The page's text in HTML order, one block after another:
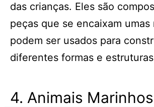
das crianças. Eles são
peças que se encaixam umas
podem ser usados para
diferentes formas e
4. Animais Marinhos